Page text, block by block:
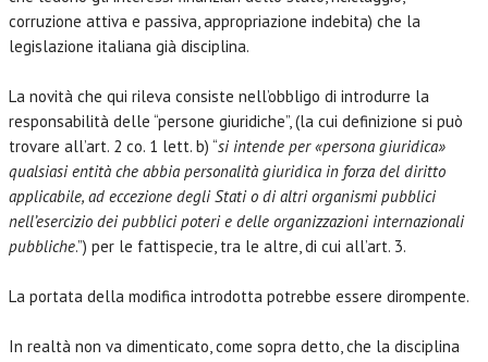
corruzione attiva e passiva, appropriazione indebita) che la
legislazione italiana già disciplina.
La novità che qui rileva consiste nell’obbligo di introdurre la
responsabilità delle “persone giuridiche”, (la cui definizione si può
trovare all’art. 2 co. 1 lett. b) “si intende per «persona giuridica»
qualsiasi entità che abbia personalità giuridica in forza del diritto
applicabile, ad eccezione degli Stati o di altri organismi pubblici
nell’esercizio dei pubblici poteri e delle organizzazioni internazionali
pubbliche.”) per le fattispecie, tra le altre, di cui all’art. 3.
La portata della modifica introdotta potrebbe essere dirompente.
In realtà non va dimenticato, come sopra detto, che la disciplina